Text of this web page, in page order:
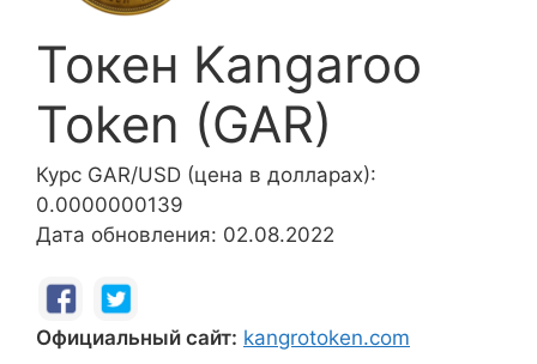
Токен Kangaroo
Token (GAR)
Курс GAR/USD (цена в долларах):
0.0000000139
Дата обновления: 02.08.2022
Официальный сайт: kangrotoken.com